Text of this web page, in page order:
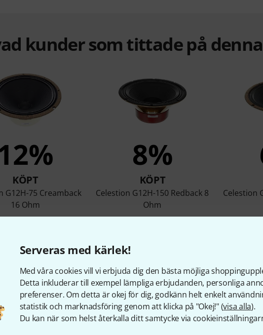
Serveras med kärlek!
Med våra cookies vill vi erbjuda dig den bästa möjliga
Detta inkluderar till exempel lämpliga erbjudanden, personliga
preferenser. Om detta är okej för dig, godkänn helt enkelt
statistik och marknadsföring genom att klicka på "Okej!" (visa alla).
Du kan när som helst återkalla ditt samtycke via
kunder som tittade på
KÖPT
G12H-75 Creamback
16 Ohm
1 733 kr
8%
KÖPT
Celestion G12H-150 Redback 8
Ohm
1 599 kr
Celestion
Jämför